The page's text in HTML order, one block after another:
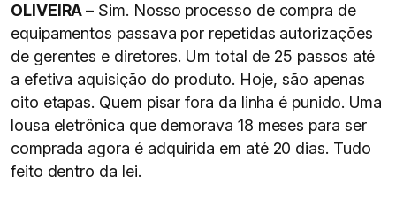
OLIVEIRA– Sim. Nosso processo de compra de
equipamentos passava por repetidas autorizações
de gerentes e diretores. Um total de 25 passos até
a efetiva aquisição do produto. Hoje, são apenas
oito etapas. Quem pisar fora da linha é punido. Uma
lousa eletrônica que demorava 18 meses para ser
comprada agora é adquirida em até 20 dias. Tudo
feito dentro da lei.